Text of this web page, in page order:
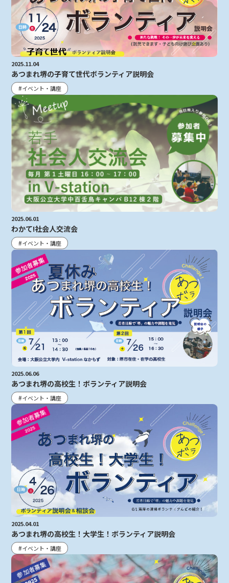
2025.11.04
あつまれ堺の子育て世代ボランティア説明会
イベント・講座
2025.06.01
わかて!社会人交流会
イベント・講座
2025.06.06
あつまれ堺の高校生！ボランティア説明会
イベント・講座
2025.04.01
あつまれ堺の高校生！大学生！ボランティア説明会
イベント・講座